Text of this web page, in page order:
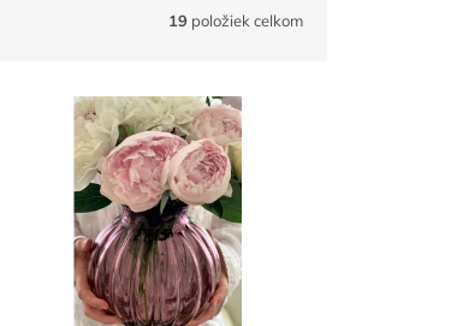
19 položiek celkom